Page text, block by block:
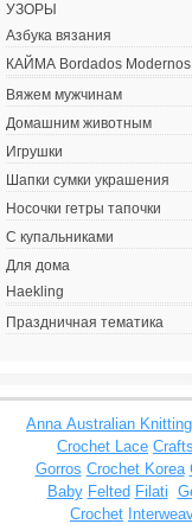
УЗОРЫ
Азбука вязания
КАЙМА Bordados Modernos
Вяжем мужчинам
Домашним животным
Игрушки
Шапки сумки украшения
Носочки гетры тапочки
С купальниками
Для дома
Haekling
Праздничная тематика
Anna Australian Knitting
Crochet Lace
Gorros Crochet Korea
Baby Felted Filati
Crochet